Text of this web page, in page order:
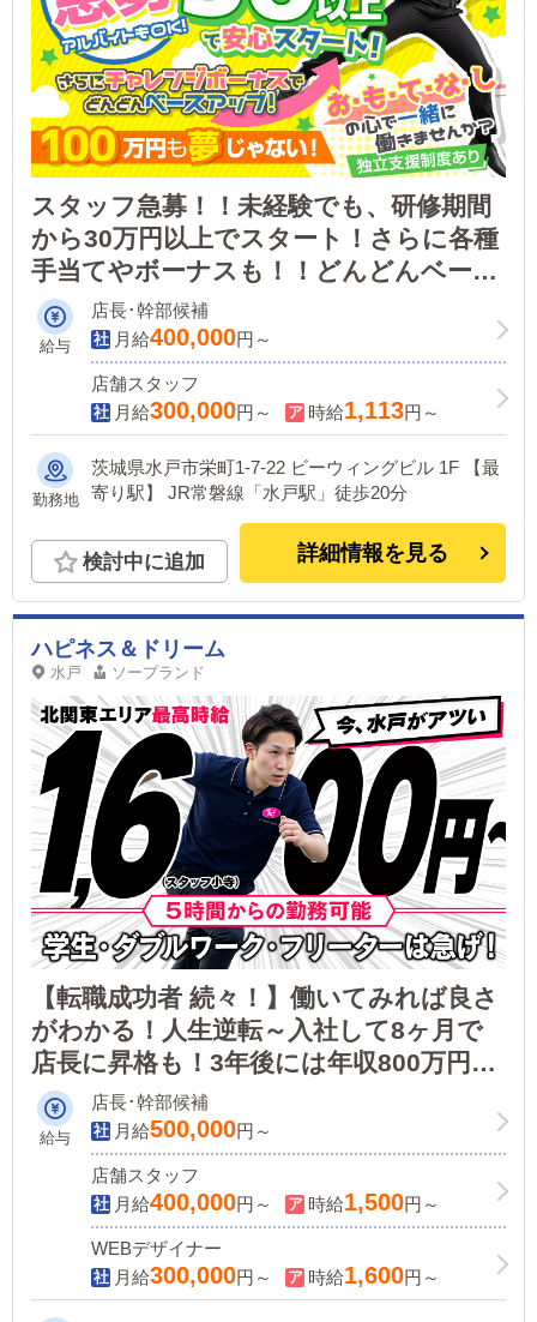
スタッフ急募！！未経験でも、研修期間
から30万円以上でスタート！さらに各種
手当てやボーナスも！！どんどんベース
アップでしっかり稼いでいただけます。
独立支援制度もあります
給与
店長･幹部候補
月給400,000円～
店舗スタッフ
月給300,000円～ 時給1,113円～
勤務地
茨城県水戸市栄町1-7-22 ビーウィングビル 1F 【最
寄り駅】 JR常磐線「水戸駅」徒歩20分
検討中に追加 詳細情報を見る
ハピネス＆ドリーム
水戸 ソープランド
【転職成功者 続々！】働いてみれば良さ
がわかる！人生逆転～入社して8ヶ月で
店長に昇格も！3年後には年収800万円以
上だって目指せます！
給与
店長･幹部候補
月給500,000円～
店舗スタッフ
月給400,000円～ 時給1,500円～
WEBデザイナー
月給300,000円～ 時給1,600円～